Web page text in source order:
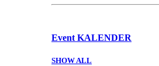
Event KALENDER
SHOW ALL